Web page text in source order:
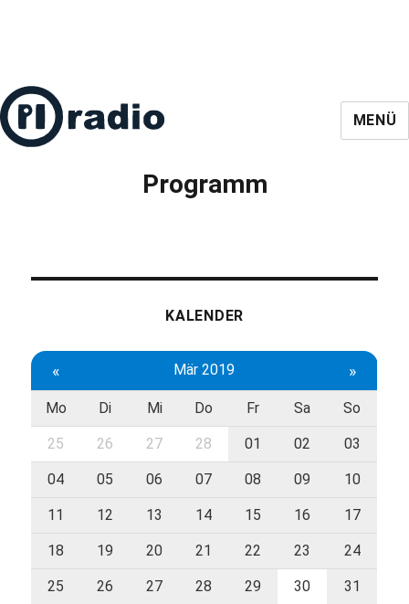
MENÜ
Programm
KALENDER
« Mär 2019 »
Mo Di Mi Do Fr Sa So
25 26 27 28 01 02 03
04 05 06 07 08 09 10
11 12 13 14 15 16 17
18 19 20 21 22 23 24
25 26 27 28 29 30 31